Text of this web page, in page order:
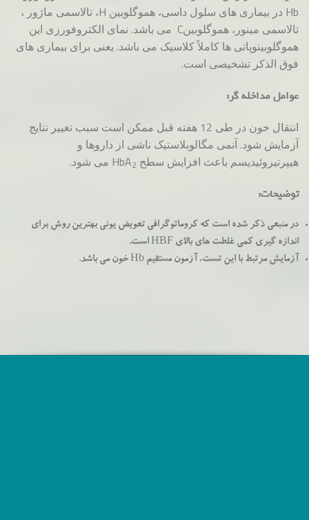
Hb در بیماری های سلول داسی، هموگلوبین H، تالاسمی ماژور ،
تالاسمی مینور، هموگلوبینC می باشد. نمای الکتروفورزی این
هموگلوبینوپاتی ها کاملاً کلاسیک می باشد. یعنی برای بیماری های
فوق الذکر تشخیصی است.
عوامل مداخله گر:
انتقال خون در طی 12 هفته قبل ممکن است سبب تغییر نتایج
آزمایش شود. آنمی مگالوبلاستیک ناشی از داروها و
هیپرتیروئیدیسم باعث افزایش سطح HbA 2
می شود.
توضیحات:
در منبعی ذکر شده است که کروماتوگرافی تعویض یونی بهترین روش برای
اندازه گیری کمی غلطت های بالای HBF است.
آزمایش مرتبط با این تست، آزمون مستقیم Hb خون می باشد.